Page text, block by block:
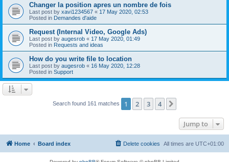
Changer la position apres un nombre de fois
Last post by xavi1234567 « 17 May 2020, 02:53
Posted in Demandes d'aide
Request (Internal Video, Google Ads)
Last post by augesrob « 17 May 2020, 01:49
Posted in Requests and ideas
How do you write file to location
Last post by augesrob « 16 May 2020, 12:28
Posted in Support
Search found 161 matches 1 2 3 4
Jump to
Home Board index All times are UTC+01:00
Delete cookies